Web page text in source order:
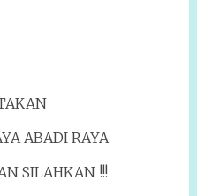
ABADI RAYA
SILAHKAN !!!